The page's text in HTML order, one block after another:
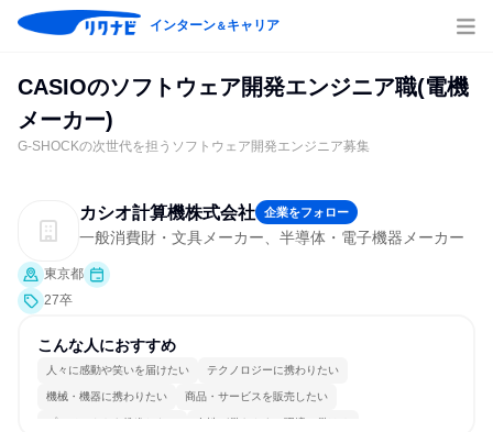
インターン＆キャリア
CASIOのソフトウェア開発エンジニア職(電機
メーカー)
G-SHOCKの次世代を担うソフトウェア開発エンジニア募集
カシオ計算機株式会社 企業をフォロー
一般消費財・文具メーカー、半導体・電子機器メーカー
東京都
27卒
こんな人におすすめ
人々に感動や笑いを届けたい テクノロジーに携わりたい
機械・機器に携わりたい 商品・サービスを販売したい
プロジェクトを推進したい 女性が働きやすい環境で働ける